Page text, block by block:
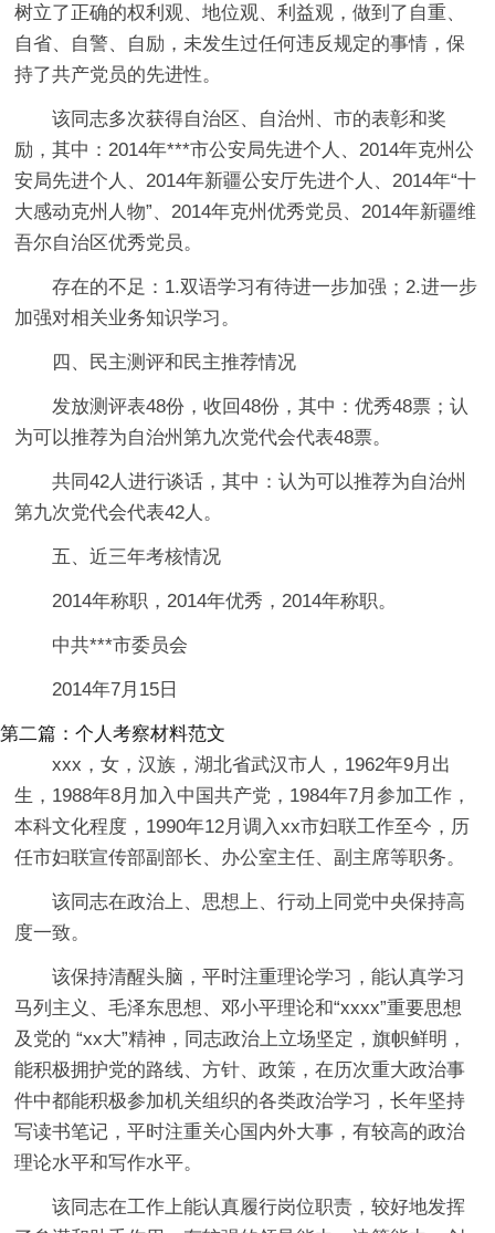
树立了正确的权利观、地位观、利益观，做到了自重、
自省、自警、自励，未发生过任何违反规定的事情，保
持了共产党员的先进性。
该同志多次获得自治区、自治州、市的表彰和奖
励，其中：2014年***市公安局先进个人、2014年克州公
安局先进个人、2014年新疆公安厅先进个人、2014年“十
大感动克州人物”、2014年克州优秀党员、2014年新疆维
吾尔自治区优秀党员。
存在的不足：1.双语学习有待进一步加强；2.进一步
加强对相关业务知识学习。
四、民主测评和民主推荐情况
发放测评表48份，收回48份，其中：优秀48票；认
为可以推荐为自治州第九次党代会代表48票。
共同42人进行谈话，其中：认为可以推荐为自治州
第九次党代会代表42人。
五、近三年考核情况
2014年称职，2014年优秀，2014年称职。
中共***市委员会
2014年7月15日
第二篇：个人考察材料范文
xxx，女，汉族，湖北省武汉市人，1962年9月出
生，1988年8月加入中国共产党，1984年7月参加工作，
本科文化程度，1990年12月调入xx市妇联工作至今，历
任市妇联宣传部副部长、办公室主任、副主席等职务。
该同志在政治上、思想上、行动上同党中央保持高
度一致。
该保持清醒头脑，平时注重理论学习，能认真学习
马列主义、毛泽东思想、邓小平理论和“xxxx”重要思想
及党的 “xx大”精神，同志政治上立场坚定，旗帜鲜明，
能积极拥护党的路线、方针、政策，在历次重大政治事
件中都能积极参加机关组织的各类政治学习，长年坚持
写读书笔记，平时注重关心国内外大事，有较高的政治
理论水平和写作水平。
该同志在工作上能认真履行岗位职责，较好地发挥